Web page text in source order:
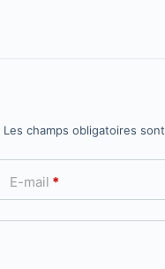
Les champs obligatoires
E-mail *